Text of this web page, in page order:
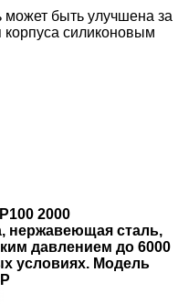
может быть улучшена за
корпуса силиконовым
2000
нержавеющая сталь,
давлением до 6000
условиях. Модель